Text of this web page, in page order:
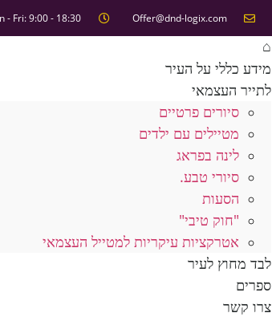
Offer@dnd-logix.com
- Fri: 9:00 - 18:30
⌂
מידע כללי על העיר
לתייר העצמאי
סיורים פרטיים
מטיילים עם ילדים
לינה בפראג
סיורי טבע.
הסעות
"חוק טיבי"
אטרקציות עיקריות למטייל העצמאי
לבד מחוץ לעיר
ספרים
צרו קשר